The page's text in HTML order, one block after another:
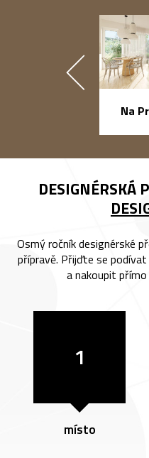
Na
DESIGNÉRSKÁ
Osmý ročník designérské
přípravě. Přijďte se
a nakoupit
1
místo